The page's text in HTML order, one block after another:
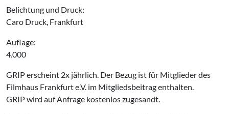
Belichtung und Druck:
Caro Druck, Frankfurt
Auflage:
4.000
GRIP erscheint 2x jährlich. Der Bezug ist für Mitglieder des
Filmhaus Frankfurt e.V. im Mitgliedsbeitrag enthalten.
GRIP wird auf Anfrage kostenlos zugesandt.